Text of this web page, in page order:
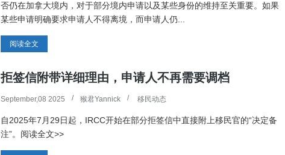
否仍在加拿大境内，对于部分境内申请以及某些身份的维持至关重要。如果
某些申请明确要求申请人不得离境，而申请人仍...
阅读全文
拒签信附带详细理由，申请人不再需要调档
September,08 2025 猴君Yannick 移民动态
自2025年7月29日起，IRCC开始在部分拒签信中直接附上移民官的“决定备
注”。阅读全文>>